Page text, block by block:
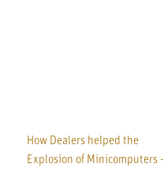
How Dealers helped the
Explosion of Minicomputers -